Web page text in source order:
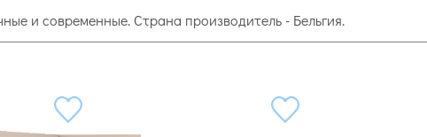
и современные. Страна производитель - Бельгия.